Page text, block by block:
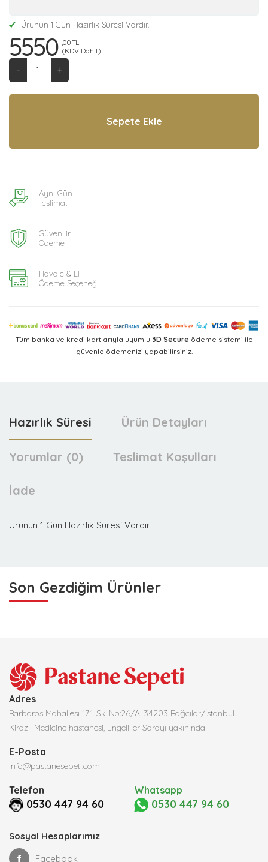
Ürünün 1 Gün Hazırlık Süresi Vardır.
5550 ,00 TL
(KDV Dahil)
+
-
Aynı Gün
Teslimat
Güvenilir
Ödeme
Havale & EFT
Ödeme Seçeneği
Tüm banka ve kredi kartlarıyla uyumlu 3D Secure ödeme sistemi ile
güvenle ödemenizi yapabilirsiniz.
Hazırlık Süresi Ürün Detayları
Yorumlar (0) Teslimat Koşulları
İade
Ürünün 1 Gün Hazırlık Süresi Vardır.
Son Gezdiğim Ürünler
Adres
Barbaros Mahallesi 171. Sk. No:26/A, 34203 Bağcılar/İstanbul.
Kirazlı Medicine hastanesi, Engelliler Sarayı yakınında
E-Posta
info@pastanesepeti.com
Telefon
0530 447 94 60
Whatsapp
0530 447 94 60
Sosyal Hesaplarımız
Facebook